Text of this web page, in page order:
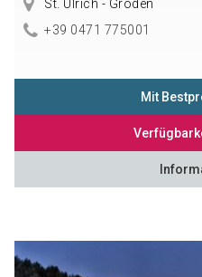
St. Ulrich - Gröden
+39 0471 775001
Mit